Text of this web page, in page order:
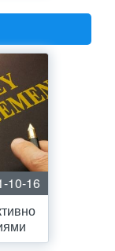
10-16